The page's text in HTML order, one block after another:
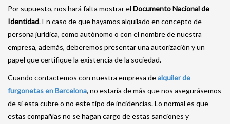
Por supuesto, nos hará falta mostrar el Documento Nacional de
Identidad. En caso de que hayamos alquilado en concepto de
persona jurídica, como autónomo o con el nombre de nuestra
empresa, además, deberemos presentar una autorización y un
papel que certifique la existencia de la sociedad.
Cuando contactemos con nuestra empresa dealquiler de
furgonetas en Barcelona, no estaría de más que nos asegurásemos
de si esta cubre o no este tipo de incidencias. Lo normal es que
estas compañías no se hagan cargo de estas sanciones y